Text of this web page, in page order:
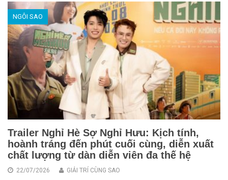
NGÔI SAO
Trailer Nghỉ Hè Sợ Nghỉ Hưu: Kịch tính,
hoành tráng đến phút cuối cùng, diễn xuất
chất lượng từ dàn diễn viên đa thế hệ
22/07/2026 GIẢI TRÍ CÙNG SAO